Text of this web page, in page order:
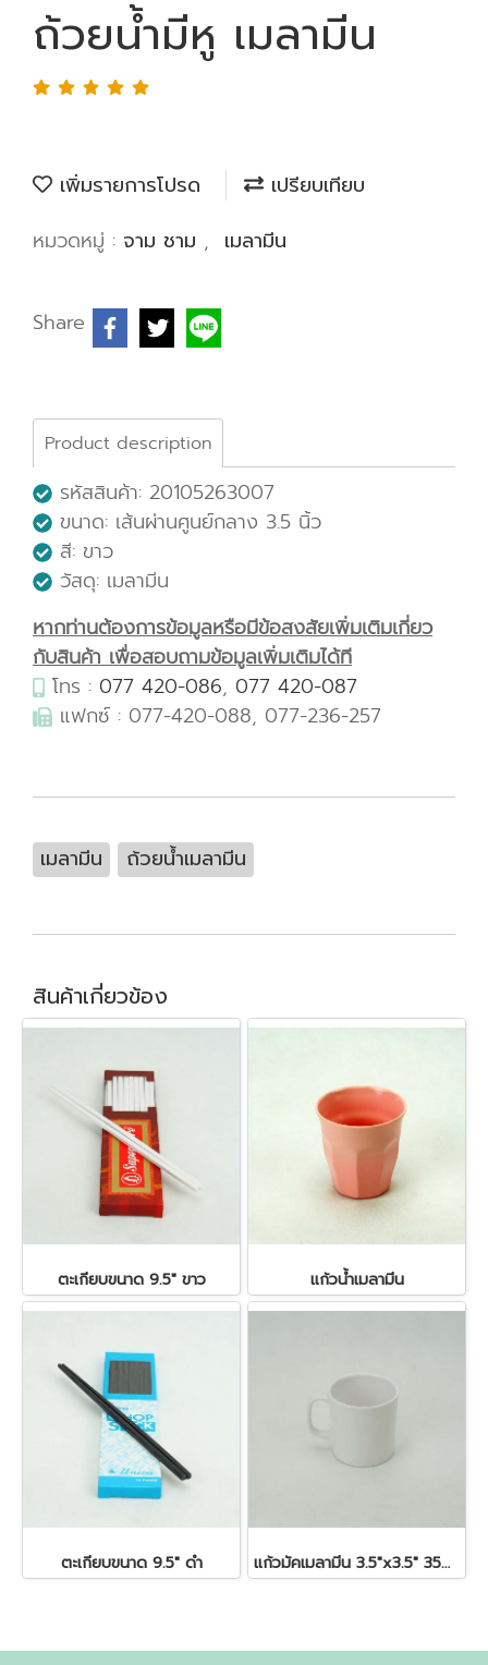
ถ้วยน้ำมีหู เมลามีน
เพิ่มรายการโปรด
เปรียบเทียบ
หมวดหมู่ : จาม ชาม , เมลามีน
Share
Product description
รหัสสินค้า: 20105263007
ขนาด: เส้นผ่านศูนย์กลาง 3.5 นิ้ว
สี: ขาว
วัสดุ: เมลามีน
หากท่านต้องการข้อมูลหรือมีข้อสงสัยเพิ่มเติมเกี่ยว
กับสินค้า เพื่อสอบถามข้อมูลเพิ่มเติมได้ที
โทร : 077 420-086, 077 420-087
แฟกซ์ : 077-420-088, 077-236-257
เมลามีน ถ้วยน้ำเมลามีน
สินค้าเกี่ยวข้อง
ตะเกียบขนาด 9.5" ขาว แก้วน้ำเมลามีน
ตะเกียบขนาด 9.5" ดำ แก้วมัคเมลามีน 3.5"x3.5" 350 ซีซี